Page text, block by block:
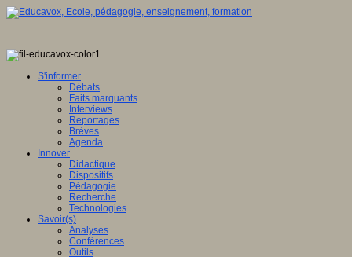
S'informer
Débats
Faits marquants
Interviews
Reportages
Brèves
Agenda
Innover
Didactique
Dispositifs
Pédagogie
Recherche
Technologies
Savoir(s)
Analyses
Conférences
Outils